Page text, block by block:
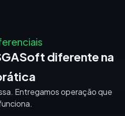
diferente na
Entregamos operação que